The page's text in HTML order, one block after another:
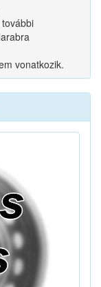
vonatkozik.